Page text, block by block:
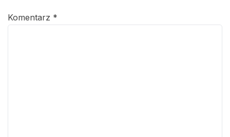
Komentarz *